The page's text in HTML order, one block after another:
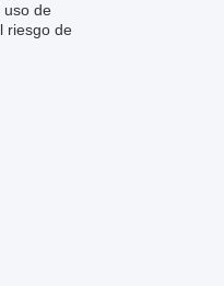
uso de
riesgo de